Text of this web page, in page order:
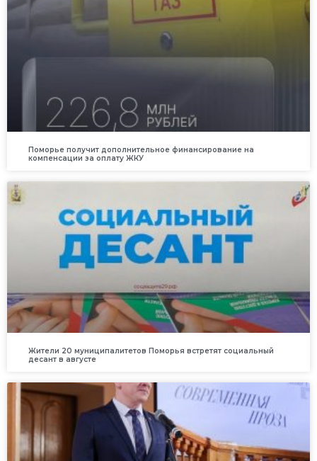
Поморье получит дополнительное финансирование на
компенсации за оплату ЖКУ
Жители 20 муниципалитетов Поморья встретят социальный
десант в августе